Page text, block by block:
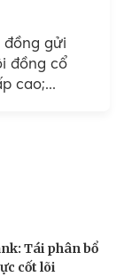
gửi
đồng cổ
cao;...
Tái phân bổ
cốt lõi